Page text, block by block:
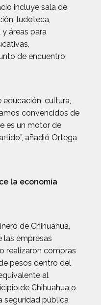
incluye sala de
ludoteca,
áreas para
de encuentro
cultura,
convencidos de
es un motor de
añadió Ortega
la economía
de Chihuahua,
las empresas
realizaron compras
pesos dentro del
al
de Chihuahua o
seguridad pública